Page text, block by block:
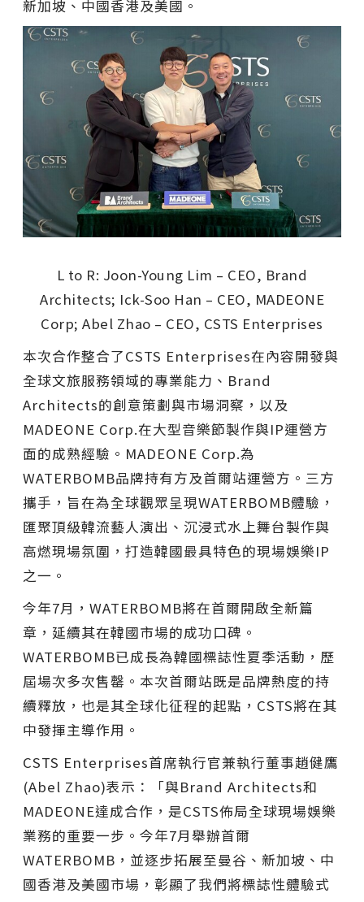
新加坡、中國香港及美國。
L to R: Joon-Young Lim – CEO, Brand
Architects; Ick-Soo Han – CEO, MADEONE
Corp; Abel Zhao – CEO, CSTS Enterprises
本次合作整合了CSTS Enterprises在內容開發與
全球文旅服務領域的專業能力、Brand
Architects的創意策劃與市場洞察，以及
MADEONE Corp.在大型音樂節製作與IP運營方
面的成熟經驗。MADEONE Corp.為
WATERBOMB品牌持有方及首爾站運營方。三方
攜手，旨在為全球觀眾呈現WATERBOMB體驗，
匯聚頂級韓流藝人演出、沉浸式水上舞台製作與
高燃現場氛圍，打造韓國最具特色的現場娛樂IP
之一。
今年7月，WATERBOMB將在首爾開啟全新篇
章，延續其在韓國市場的成功口碑。
WATERBOMB已成長為韓國標誌性夏季活動，歷
屆場次多次售罄。本次首爾站既是品牌熱度的持
續釋放，也是其全球化征程的起點，CSTS將在其
中發揮主導作用。
CSTS Enterprises首席執行官兼執行董事趙健鷹
(Abel Zhao)表示：
「與Brand Architects和
MADEONE達成合作，是CSTS佈局全球現場娛樂
業務的重要一步。今年7月舉辦首爾
WATERBOMB，並逐步拓展至曼谷、新加坡、中
國香港及美國市場，彰顯了我們將標誌性體驗式